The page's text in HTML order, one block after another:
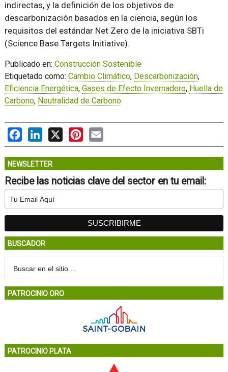
indirectas, y la definición de los objetivos de
descarbonización basados en la ciencia, según los
requisitos del estándar Net Zero de la iniciativa SBTi
(Science Base Targets Initiative).
Publicado en: Construcción Sostenible
Etiquetado como: Cambio Climático, Descarbonización,
Eficiencia Energética, Gases de Efecto Invernadero, Huella de
Carbono, Neutralidad de Carbono
FacebookLinkedIn Pinterest
NEWSLETTER
Recibe las noticias clave del sector en tu email:
BUSCADOR
PATROCINIO ORO
PATROCINIO PLATA